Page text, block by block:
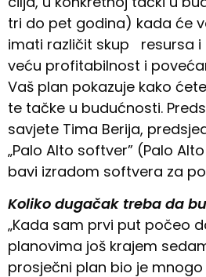
tri do pet godina) kada će
imati različit skup resursa i
veću profitabilnost i
Vaš plan pokazuje kako
te tačke u budućnosti.
savjete Tima Berija,
„Palo Alto softver” (Palo
bavi izradom softvera za
Koliko dugačak treba da
„Kada sam prvi put počeo
planovima još krajem
prosječni plan bio je mnogo